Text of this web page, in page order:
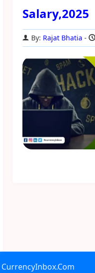
Salary,2025
By: Rajat Bhatia
CurrencyInbox.Com